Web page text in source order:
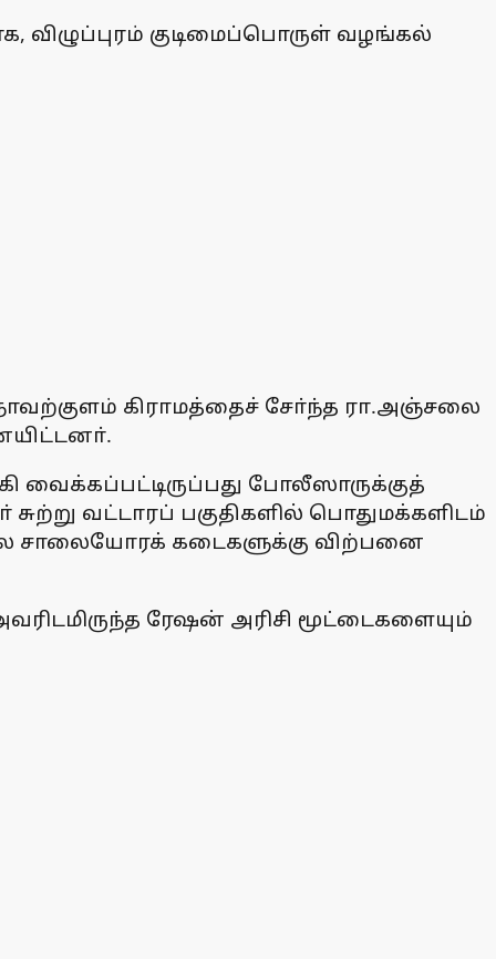
விழுப்புரம் குடிமைப்பொருள் வழங்கல்
கிராமத்தைச் சோ்ந்த ரா.அஞ்சலை
வைக்கப்பட்டிருப்பது போலீஸாருக்குத்
வட்டாரப் பகுதிகளில் பொதுமக்களிடம்
சாலையோரக் கடைகளுக்கு விற்பனை
ரேஷன் அரிசி மூட்டைகளையும்